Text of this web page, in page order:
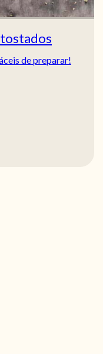
de preparar!